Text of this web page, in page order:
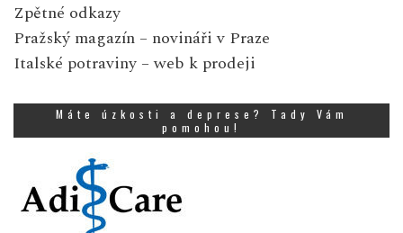
Zpětné odkazy
Pražský magazín – novináři v Praze
Italské potraviny – web k prodeji
Máte úzkosti a deprese? Tady Vám
pomohou!